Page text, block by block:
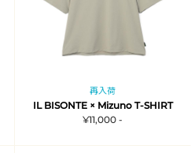
再入荷
IL BISONTE × Mizuno T-SHIRT
¥11,000 -